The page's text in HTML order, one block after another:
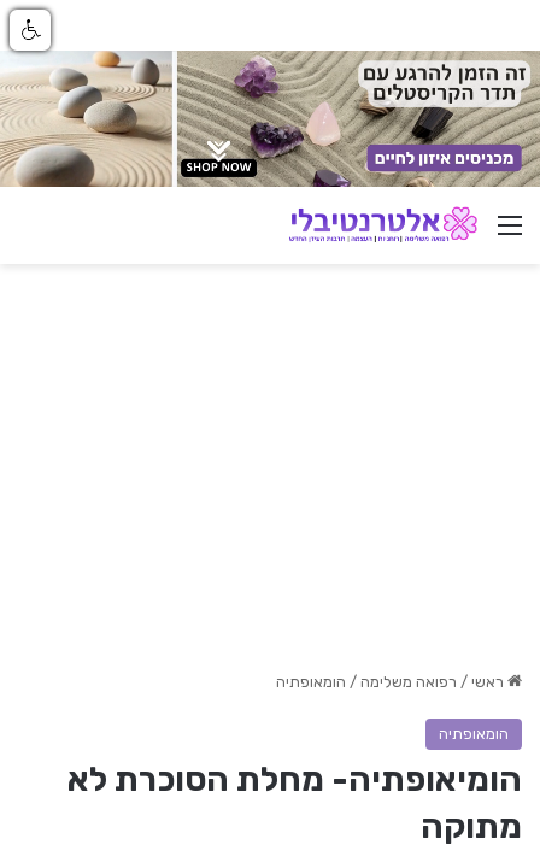
ניווט באתר
ראשי / רפואה משלימה / הומאופתיה
הומאופתיה
הומיאופתיה- מחלת הסוכרת לא
מתוקה